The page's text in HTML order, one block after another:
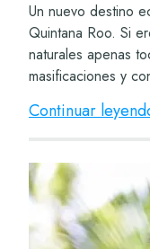
Un nuevo destino
Quintana Roo. Si
naturales apenas
masificaciones y
con el medio
Continuar